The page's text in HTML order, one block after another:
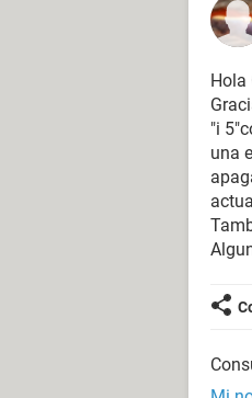
Hola
"i
una